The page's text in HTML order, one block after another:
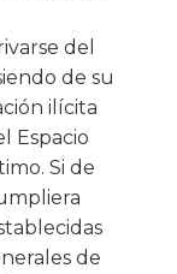
del
de su
ilícita
Espacio
Si de
de